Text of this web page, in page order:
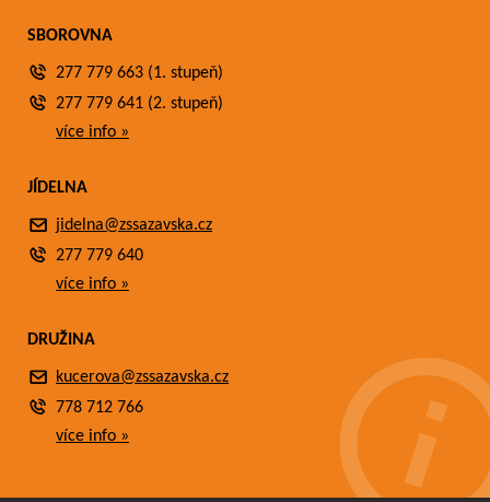
SBOROVNA
277 779 663 (1. stupeň)
277 779 641 (2. stupeň)
více info »
JÍDELNA
jidelna@zssazavska.cz
277 779 640
více info »
DRUŽINA
kucerova@zssazavska.cz
778 712 766
více info »